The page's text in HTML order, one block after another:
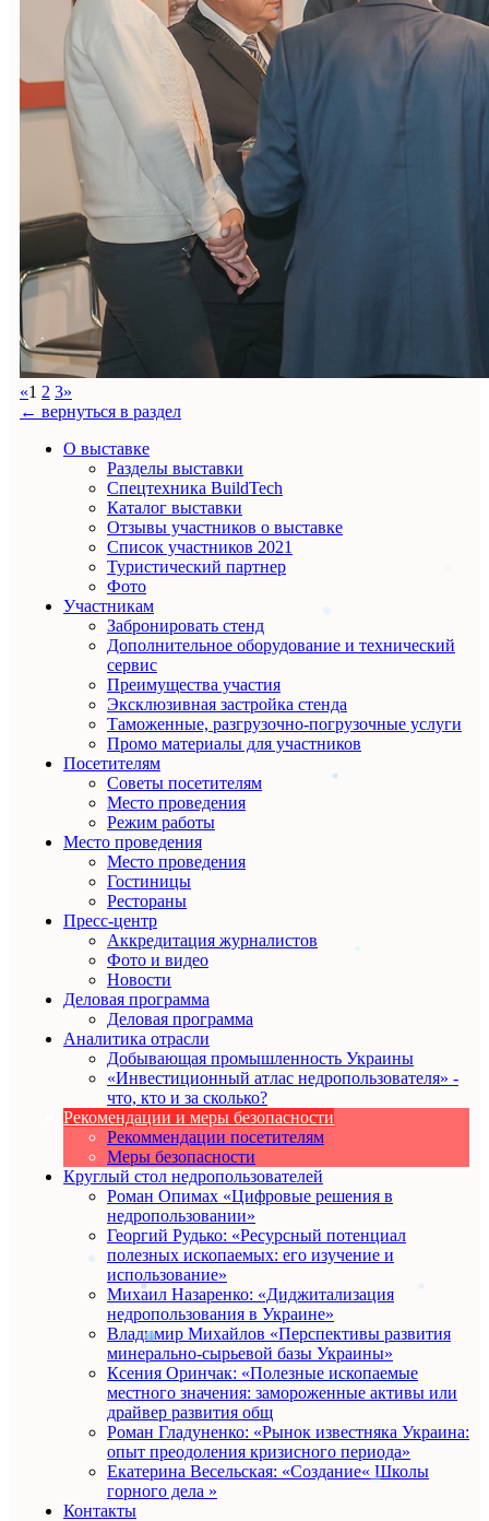
«1 2 3»
← вернуться в раздел
О выставке
Разделы выставки
Спецтехника BuildTech
Каталог выставки
Отзывы участников о выставке
Список участников 2021
Туристический партнер
Фото
Участникам
Забронировать стенд
Дополнительное оборудование и технический
сервис
Преимущества участия
Эксклюзивная застройка стенда
Таможенные, разгрузочно-погрузочные услуги
Промо материалы для участников
Посетителям
Советы посетителям
Место проведения
Режим работы
Место проведения
Место проведения
Гостиницы
Рестораны
Пресс-центр
Аккредитация журналистов
Фото и видео
Новости
Деловая программа
Деловая программа
Аналитика отрасли
Добывающая промышленность Украины
«Инвестиционный атлас недропользователя» -
что, кто и за сколько?
Рекомендации и меры безопасности
Рекоммендации посетителям
Меры безопасности
Круглый стол недропользователей
Роман Опимах «Цифровые решения в
недропользовании»
Георгий Рудько: «Ресурсный потенциал
полезных ископаемых: его изучение и
использование»
Михаил Назаренко: «Диджитализация
недропользования в Украине»
Владимир Михайлов «Перспективы развития
минерально-сырьевой базы Украины»
Ксения Оринчак: «Полезные ископаемые
местного значения: замороженные активы или
драйвер развития общ
Роман Гладуненко: «Рынок известняка Украина:
опыт преодоления кризисного периода»
Екатерина Весельская: «Создание« Школы
горного дела »
Контакты